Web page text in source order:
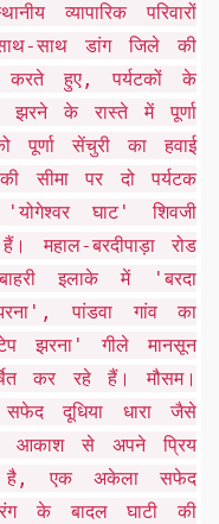
व्यापारिक परिवारों
साथ डांग जिले की
करते हुए, पर्यटकों के
झरने के रास्ते में पूर्णा
पूर्णा सेंचुरी का हवाई
सीमा पर दो पर्यटक
घाट' शिवजी
महाल-बरदीपाड़ा रोड
इलाके में 'बरदा
पांडवा गांव का
झरना' गीले मानसून
कर रहे हैं। मौसम।
दूधिया धारा जैसे
आकाश से अपने प्रिय
है, एक अकेला सफेद
के बादल घाटी की